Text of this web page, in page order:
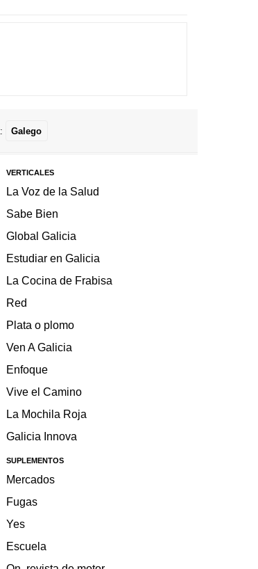
Galego
VERTICALES
La Voz de la Salud
Sabe Bien
Global Galicia
Estudiar en Galicia
La Cocina de Frabisa
Red
Plata o plomo
Ven A Galicia
Enfoque
Vive el Camino
La Mochila Roja
Galicia Innova
SUPLEMENTOS
Mercados
Fugas
Yes
Escuela